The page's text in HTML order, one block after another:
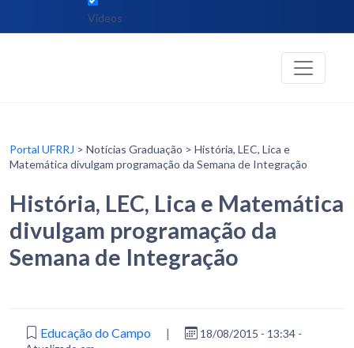
Vídeos
Portal UFRRJ > Notícias Graduação > História, LEC, Lica e
Matemática divulgam programação da Semana de Integração
História, LEC, Lica e Matemática
divulgam programação da
Semana de Integração
Educação do Campo |
18/08/2015 - 13:34 -